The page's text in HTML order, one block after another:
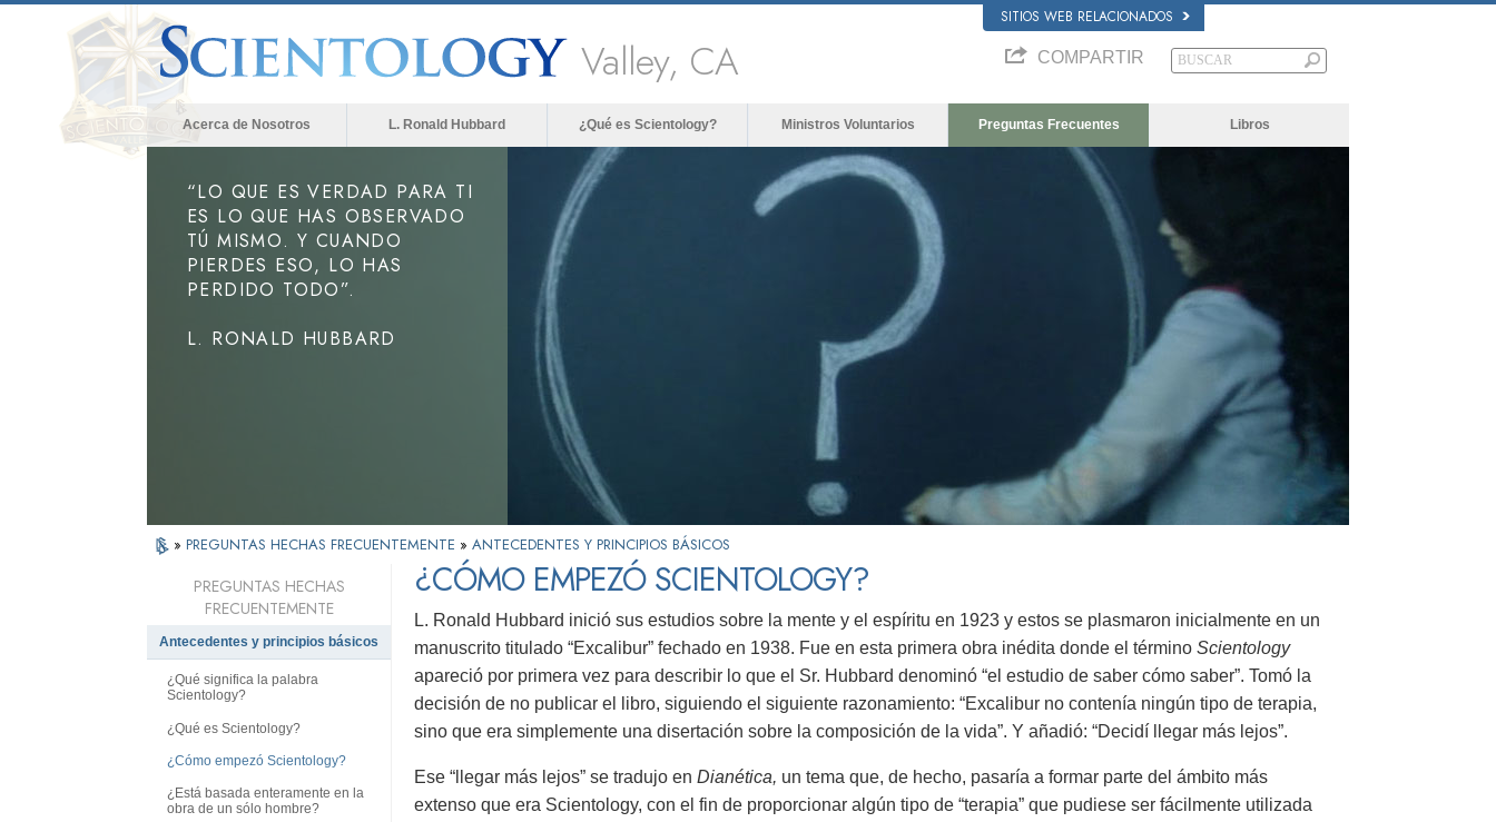
SITIOS WEB RELACIONADOS
Valley, CA COMPARTIR
Acerca de Nosotros L. Ronald Hubbard ¿Qué es Scientology? Ministros Voluntarios Preguntas Frecuentes Libros
“LO QUE ES VERDAD PARA TI
ES LO QUE HAS OBSERVADO
TÚ MISMO. Y CUANDO
PIERDES ESO, LO HAS
PERDIDO TODO”.
L. RONALD HUBBARD
» PREGUNTAS HECHAS FRECUENTEMENTE » ANTECEDENTES Y PRINCIPIOS BÁSICOS
¿CÓMO EMPEZÓ SCIENTOLOGY?
L. Ronald Hubbard inició sus estudios sobre la mente y el espíritu en 1923 y estos se plasmaron inicialmente en un
manuscrito titulado “Excalibur” fechado en 1938. Fue en esta primera obra inédita donde el término Scientology
apareció por primera vez para describir lo que el Sr. Hubbard denominó “el estudio de saber cómo saber”. Tomó la
decisión de no publicar el libro, siguiendo el siguiente razonamiento: “Excalibur no contenía ningún tipo de terapia,
sino que era simplemente una disertación sobre la composición de la vida”. Y añadió: “Decidí llegar más lejos”.
Ese “llegar más lejos” se tradujo en Dianética, un tema que, de hecho, pasaría a formar parte del ámbito más
extenso que era Scientology, con el fin de proporcionar algún tipo de “terapia” que pudiese ser fácilmente utilizada
PREGUNTAS HECHAS
FRECUENTEMENTE
Antecedentes y principios básicos
¿Qué significa la palabra
Scientology?
¿Qué es Scientology?
¿Cómo empezó Scientology?
¿Está basada enteramente en la
obra de un sólo hombre?